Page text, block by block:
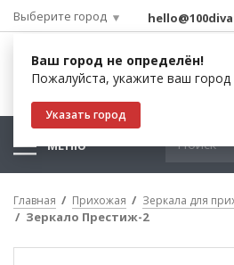
Выберите город
Ваш город не определён!
Пожалуйста, укажите ваш город
Указать город
МЕНЮ
Главная Прихожая Зеркала для
Зеркало Престиж-2